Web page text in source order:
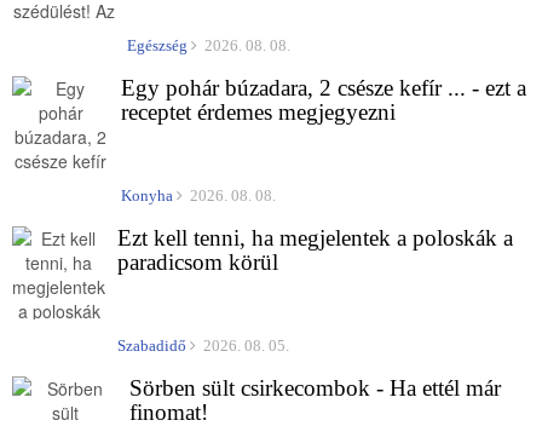
Egészség 2026. 08. 08.
Egy pohár búzadara, 2 csésze kefír ... - ezt a
receptet érdemes megjegyezni
Konyha 2026. 08. 08.
Ezt kell tenni, ha megjelentek a poloskák a
paradicsom körül
Szabadidő 2026. 08. 05.
Sörben sült csirkecombok - Ha ettél már
finomat!